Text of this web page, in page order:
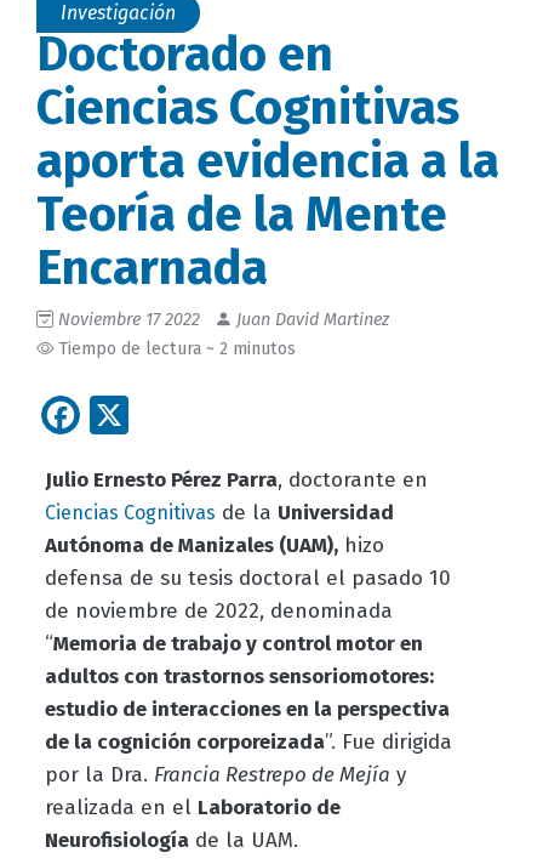
Investigación
Doctorado en
Ciencias Cognitivas
aporta evidencia a la
Teoría de la Mente
Encarnada
Noviembre 17 2022
Juan David Martinez
Tiempo de lectura ~ 2 minutos
Facebook
Julio Ernesto Pérez Parra, doctorante en
Ciencias Cognitivas de la Universidad
Autónoma de Manizales (UAM),hizo
defensa de su tesis doctoral el pasado 10
de noviembre de 2022, denominada
“Memoria de trabajo y control motor en
adultos con trastornos sensoriomotores:
estudio de interacciones en la perspectiva
de la cognición corporeizada”. Fue dirigida
por la Dra. Francia Restrepo de Mejía y
realizada en el Laboratorio de
Neurofisiologíade la UAM.